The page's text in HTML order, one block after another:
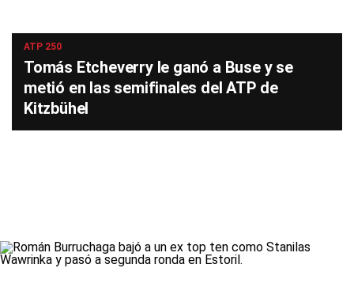
ATP 250
Tomás Etcheverry le ganó a Buse y se
metió en las semifinales del ATP de
Kitzbühel